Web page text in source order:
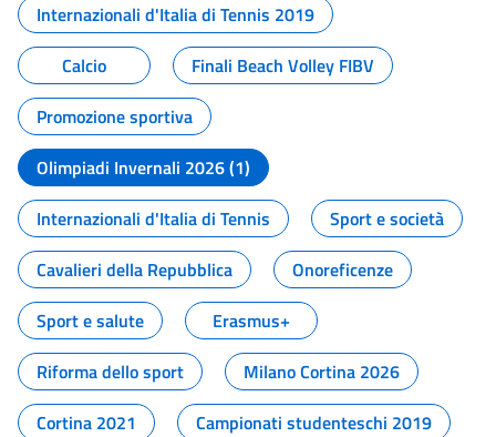
Internazionali d'Italia di Tennis 2019
Calcio
Finali Beach Volley FIBV
Promozione sportiva
Olimpiadi Invernali 2026 (1)
Internazionali d'Italia di Tennis
Sport e società
Cavalieri della Repubblica
Onoreficenze
Sport e salute
Erasmus+
Riforma dello sport
Milano Cortina 2026
Cortina 2021
Campionati studenteschi 2019